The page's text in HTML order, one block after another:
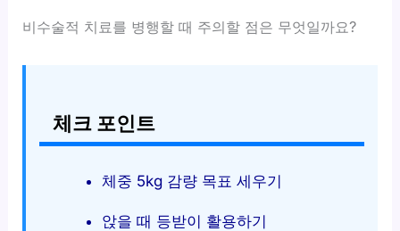
비수술적 치료를 병행할 때 주의할 점은 무엇일까요?
체크 포인트
체중 5kg 감량 목표 세우기
앉을 때 등받이 활용하기